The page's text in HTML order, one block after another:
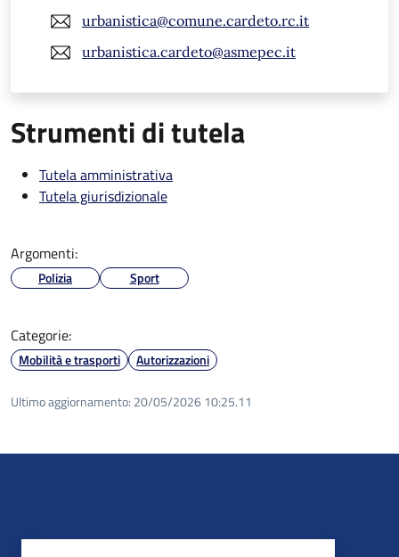
urbanistica@comune.cardeto.rc.it
urbanistica.cardeto@asmepec.it
Strumenti di tutela
Tutela amministrativa
Tutela giurisdizionale
Argomenti:
Polizia Sport
Categorie:
Mobilità e trasporti Autorizzazioni
Ultimo aggiornamento: 20/05/2026 10:25.11